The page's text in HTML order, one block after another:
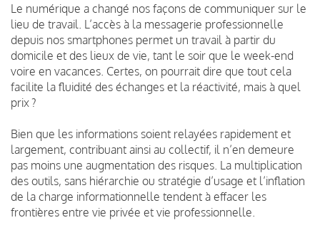
Le numérique a changé nos façons de communiquer sur le
lieu de travail. L’accès à la messagerie professionnelle
depuis nos smartphones permet un travail à partir du
domicile et des lieux de vie, tant le soir que le week-end
voire en vacances. Certes, on pourrait dire que tout cela
facilite la fluidité des échanges et la réactivité, mais à quel
prix ?
Bien que les informations soient relayées rapidement et
largement, contribuant ainsi au collectif, il n’en demeure
pas moins une augmentation des risques. La multiplication
des outils, sans hiérarchie ou stratégie d’usage et l’inflation
de la charge informationnelle tendent à effacer les
frontières entre vie privée et vie professionnelle.